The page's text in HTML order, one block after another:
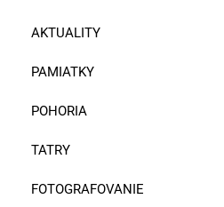
AKTUALITY
PAMIATKY
POHORIA
TATRY
FOTOGRAFOVANIE